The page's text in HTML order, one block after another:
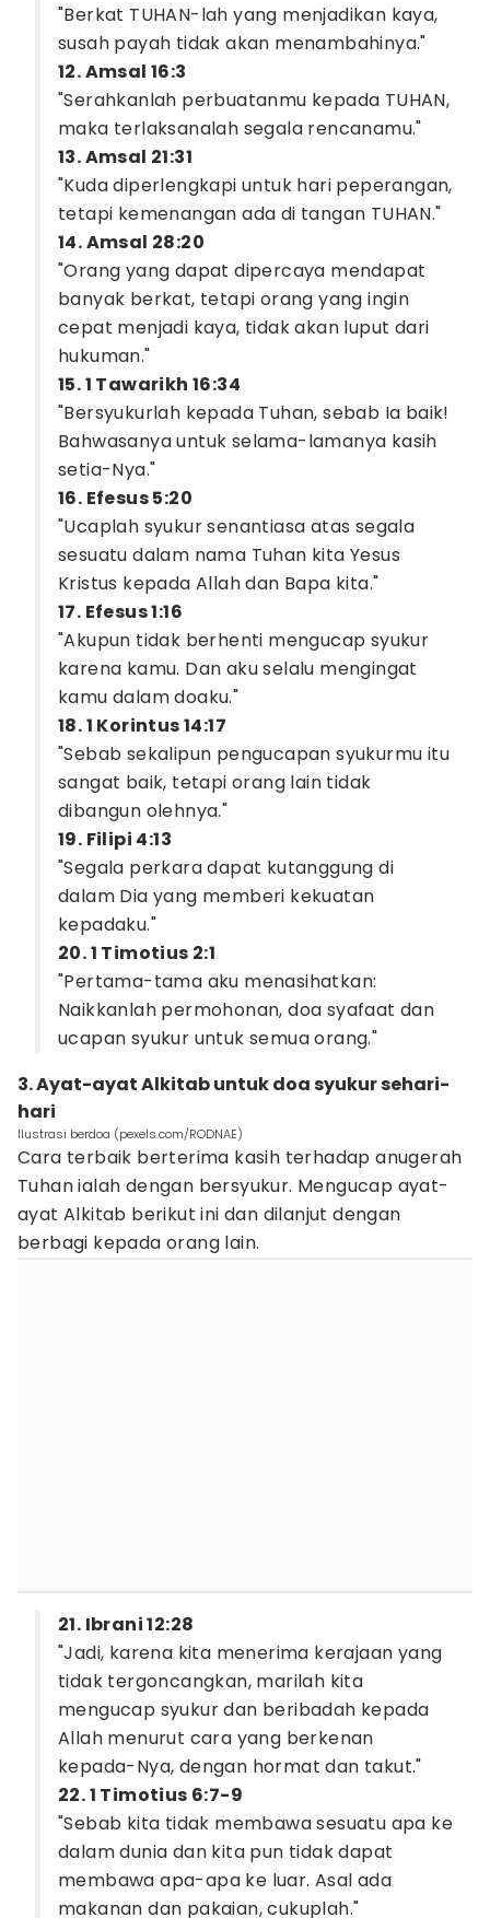
"Berkat TUHAN-lah yang menjadikan kaya,
susah payah tidak akan menambahinya."
12. Amsal 16:3
"Serahkanlah perbuatanmu kepada TUHAN,
maka terlaksanalah segala rencanamu."
13. Amsal 21:31
"Kuda diperlengkapi untuk hari peperangan,
tetapi kemenangan ada di tangan TUHAN."
14. Amsal 28:20
"Orang yang dapat dipercaya mendapat
banyak berkat, tetapi orang yang ingin
cepat menjadi kaya, tidak akan luput dari
hukuman."
15. 1 Tawarikh 16:34
"Bersyukurlah kepada Tuhan, sebab Ia baik!
Bahwasanya untuk selama-lamanya kasih
setia-Nya."
16. Efesus 5:20
"Ucaplah syukur senantiasa atas segala
sesuatu dalam nama Tuhan kita Yesus
Kristus kepada Allah dan Bapa kita."
17. Efesus 1:16
"Akupun tidak berhenti mengucap syukur
karena kamu. Dan aku selalu mengingat
kamu dalam doaku."
18. 1 Korintus 14:17
"Sebab sekalipun pengucapan syukurmu itu
sangat baik, tetapi orang lain tidak
dibangun olehnya."
19. Filipi 4:13
"Segala perkara dapat kutanggung di
dalam Dia yang memberi kekuatan
kepadaku."
20. 1 Timotius 2:1
"Pertama-tama aku menasihatkan:
Naikkanlah permohonan, doa syafaat dan
ucapan syukur untuk semua orang."
3. Ayat-ayat Alkitab untuk doa syukur sehari-
hari
Ilustrasi berdoa (pexels.com/RODNAE)
Cara terbaik berterima kasih terhadap anugerah
Tuhan ialah dengan bersyukur. Mengucap ayat-
ayat Alkitab berikut ini dan dilanjut dengan
berbagi kepada orang lain.
21. Ibrani 12:28
"Jadi, karena kita menerima kerajaan yang
tidak tergoncangkan, marilah kita
mengucap syukur dan beribadah kepada
Allah menurut cara yang berkenan
kepada-Nya, dengan hormat dan takut."
22. 1 Timotius 6:7-9
"Sebab kita tidak membawa sesuatu apa ke
dalam dunia dan kita pun tidak dapat
membawa apa-apa ke luar. Asal ada
makanan dan pakaian, cukuplah."